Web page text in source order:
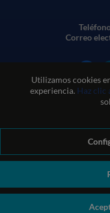
Utilizamos cookies
experiencia. Haz clic
Correo
Condiciones generales de
Política de
Política
Declaración
number: GB